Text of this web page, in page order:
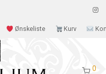
Ønskeliste Kurv
0